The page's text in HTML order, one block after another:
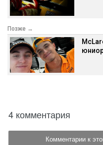
Позже →
4 комментария
Комментарии к